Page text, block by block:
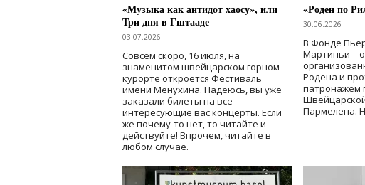
«Музыка как антидот хаосу», или
Три дня в Гштааде
03.07.2026
Совсем скоро, 16 июля, на
знаменитом швейцарском горном
курорте откроется Фестиваль
имени Менухина. Надеюсь, вы уже
заказали билеты на все
интересующие вас концерты. Если
же почему-то нет, то читайте и
действуйте! Впрочем, читайте в
любом случае.
«Роден по
30.06.2026
В Фонде
Мартиньи –
Родена и
патронажем
Пармелена.